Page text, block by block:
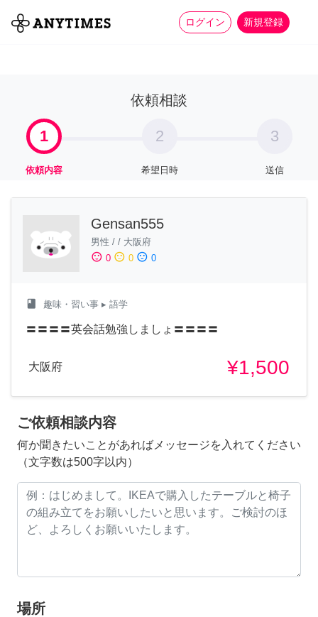
ログイン 新規登録
全て 家事 more_horiz
依頼相談
1
依頼内容
2
希望日時
3
送信
Gensan555
男性 / / 大阪府
sentiment_satisfied 0 sentiment_neutral 0 sentiment_dissatisfied 0
class 趣味・習い事 ▸ 語学
〓〓〓〓英会話勉強しましょ〓〓〓〓
大阪府 ¥1,500
ご依頼相談内容
何か聞きたいことがあればメッセージを入れてください
（文字数は500字以内）
場所